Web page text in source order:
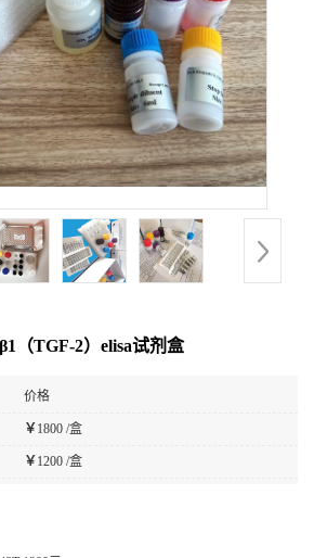
（TGF-2）elisa试剂盒
价格
￥ 1800 /盒
￥ 1200 /盒